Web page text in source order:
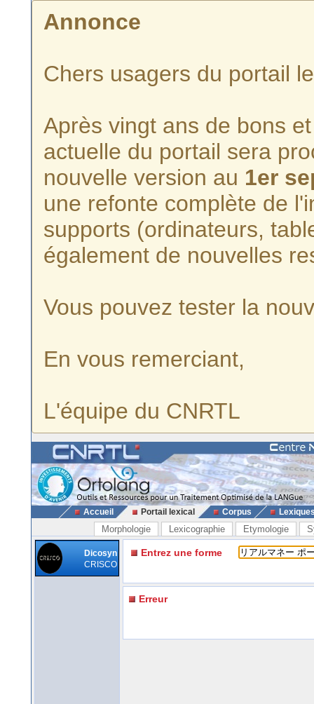
Annonce
Chers usagers du portail
Après vingt ans de bons
actuelle du portail sera
nouvelle version au 1er
une refonte complète de
supports (ordinateurs,
également de nouvelles
Vous pouvez tester la
En vous remerciant,
L'équipe du CNRTL
Accueil Portail lexical Corpus
Morphologie Lexicographie Etymologie
Dicosyn
CRISCO
Entrez une forme
Erreur